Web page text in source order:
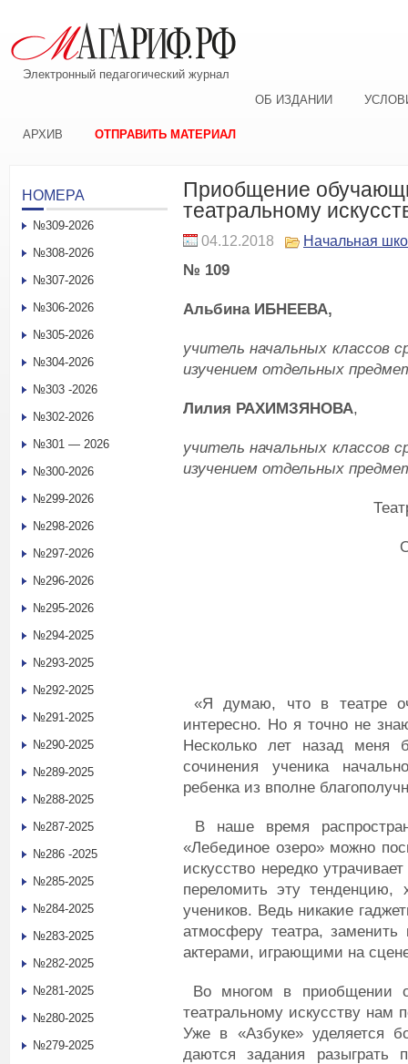
Электронный педагогический журнал
ОБ ИЗДАНИИ
АРХИВ ОТПРАВИТЬ МАТЕРИАЛ
Приобщение
театральному
04.12.2018 Начальная
№ 109
Альбина ИБНЕЕВА,
учитель начальных классов
изучением отдельных
Лилия РАХИМЗЯНОВА,
учитель начальных классов
изучением отдельных
«Я думаю, что в театре
интересно. Но я точно не
Несколько лет назад меня
сочинения ученика
ребенка из вполне
В наше время
«Лебединое озеро» можно
искусство нередко
переломить эту тенденцию,
учеников. Ведь никакие
атмосферу театра, заменить
актерами, играющими на
Во многом в приобщении
театральному искусству нам
Уже в «Азбуке» уделяется
даются задания разыграть
НОМЕРА
№309-2026
№308-2026
№307-2026
№306-2026
№305-2026
№304-2026
№303 -2026
№302-2026
№301 — 2026
№300-2026
№299-2026
№298-2026
№297-2026
№296-2026
№295-2026
№294-2025
№293-2025
№292-2025
№291-2025
№290-2025
№289-2025
№288-2025
№287-2025
№286 -2025
№285-2025
№284-2025
№283-2025
№282-2025
№281-2025
№280-2025
№279-2025